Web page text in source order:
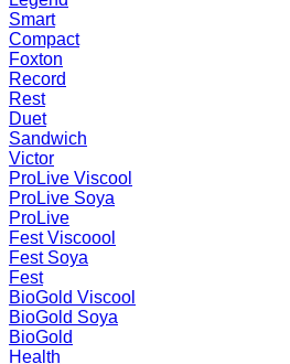
Smart
Compact
Foxton
Record
Rest
Duet
Sandwich
Victor
ProLive Viscool
ProLive Soya
ProLive
Fest Viscoool
Fest Soya
Fest
BioGold Viscool
BioGold Soya
BioGold
Health